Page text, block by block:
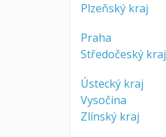
Plzeňský kraj
Praha
Středočeský kraj
Ústecký kraj
Vysočina
Zlínský kraj